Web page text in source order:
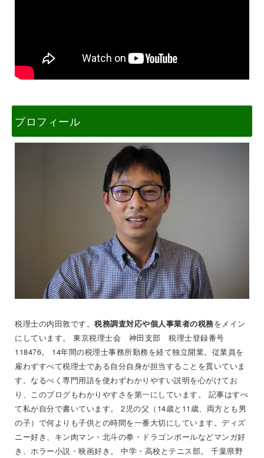
プロフィール
税理士の内田敦です。 税務調査対応や個人事業者の税務をメイン
にしています。 東京税理士会 神田支部 税理士登録番号
118476。 14年間の税理士事務所勤務を経て独立開業。従業員を
雇わずすべて税理士である自分自身が担当することを貫いていま
す。なるべく専門用語を使わずわかりやすい説明を心がけてお
り、このブログもわかりやすさを第一にしています。 記事はすべ
て私が自分で書いています。 2児の父（14歳と11歳、両方とも男
の子）で何よりも子供との時間を一番大切にしています。ディズ
ニー好き、キン肉マン・北斗の拳・ドラゴンボールなどマンガ好
き、ホラー小説・映画好き。 中学・高校とテニス部。 千葉県野